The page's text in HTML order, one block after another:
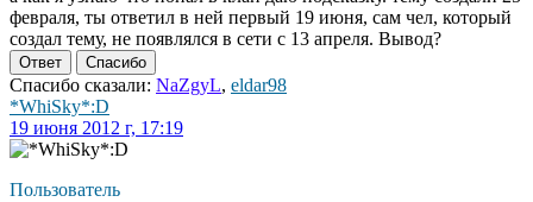
февраля, ты ответил в ней первый 19 июня, сам чел, который
создал тему, не появлялся в сети с 13 апреля. Вывод?
Ответ Спасибо
Спасибо сказали: NaZgyL, eldar98
*WhiSky*:D
19 июня 2012 г, 17:19
Пользователь